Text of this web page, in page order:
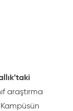
araştırma